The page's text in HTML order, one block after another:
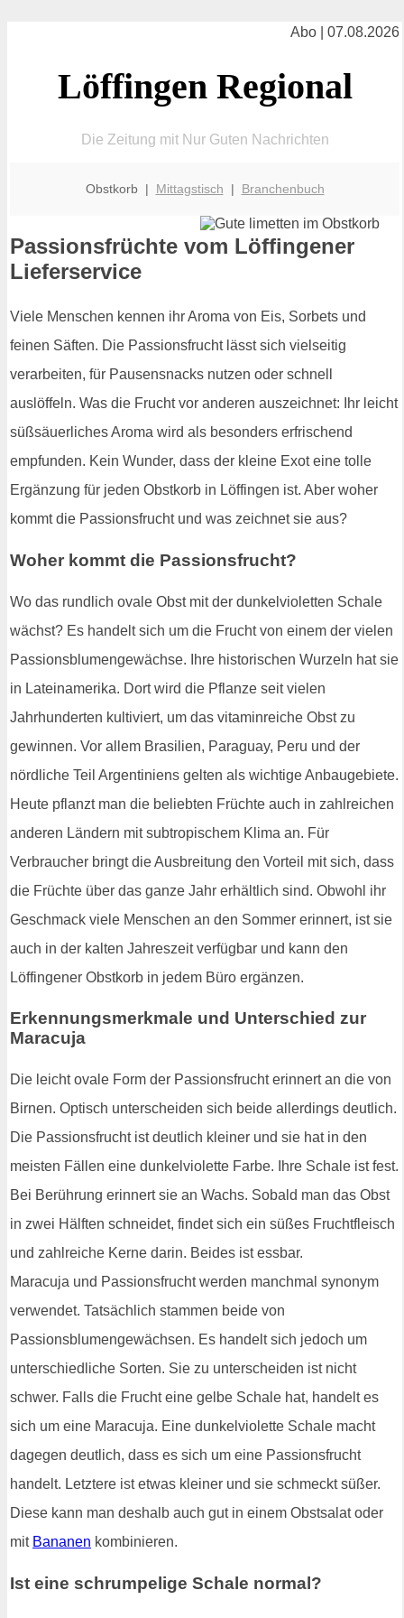
Abo | 07.08.2026
Löffingen Regional
Die Zeitung mit Nur Guten Nachrichten
Obstkorb | Mittagstisch | Branchenbuch
Passionsfrüchte vom Löffingener
Lieferservice
Viele Menschen kennen ihr Aroma von Eis, Sorbets und
feinen Säften. Die Passionsfrucht lässt sich vielseitig
verarbeiten, für Pausensnacks nutzen oder schnell
auslöffeln. Was die Frucht vor anderen auszeichnet: Ihr leicht
süßsäuerliches Aroma wird als besonders erfrischend
empfunden. Kein Wunder, dass der kleine Exot eine tolle
Ergänzung für jeden Obstkorb in Löffingen ist. Aber woher
kommt die Passionsfrucht und was zeichnet sie aus?
Woher kommt die Passionsfrucht?
Wo das rundlich ovale Obst mit der dunkelvioletten Schale
wächst? Es handelt sich um die Frucht von einem der vielen
Passionsblumengewächse. Ihre historischen Wurzeln hat sie
in Lateinamerika. Dort wird die Pflanze seit vielen
Jahrhunderten kultiviert, um das vitaminreiche Obst zu
gewinnen. Vor allem Brasilien, Paraguay, Peru und der
nördliche Teil Argentiniens gelten als wichtige Anbaugebiete.
Heute pflanzt man die beliebten Früchte auch in zahlreichen
anderen Ländern mit subtropischem Klima an. Für
Verbraucher bringt die Ausbreitung den Vorteil mit sich, dass
die Früchte über das ganze Jahr erhältlich sind. Obwohl ihr
Geschmack viele Menschen an den Sommer erinnert, ist sie
auch in der kalten Jahreszeit verfügbar und kann den
Löffingener Obstkorb in jedem Büro ergänzen.
Erkennungsmerkmale und Unterschied zur
Maracuja
Die leicht ovale Form der Passionsfrucht erinnert an die von
Birnen. Optisch unterscheiden sich beide allerdings deutlich.
Die Passionsfrucht ist deutlich kleiner und sie hat in den
meisten Fällen eine dunkelviolette Farbe. Ihre Schale ist fest.
Bei Berührung erinnert sie an Wachs. Sobald man das Obst
in zwei Hälften schneidet, findet sich ein süßes Fruchtfleisch
und zahlreiche Kerne darin. Beides ist essbar.
Maracuja und Passionsfrucht werden manchmal synonym
verwendet. Tatsächlich stammen beide von
Passionsblumengewächsen. Es handelt sich jedoch um
unterschiedliche Sorten. Sie zu unterscheiden ist nicht
schwer. Falls die Frucht eine gelbe Schale hat, handelt es
sich um eine Maracuja. Eine dunkelviolette Schale macht
dagegen deutlich, dass es sich um eine Passionsfrucht
handelt. Letztere ist etwas kleiner und sie schmeckt süßer.
Diese kann man deshalb auch gut in einem Obstsalat oder
mit Bananen kombinieren.
Ist eine schrumpelige Schale normal?